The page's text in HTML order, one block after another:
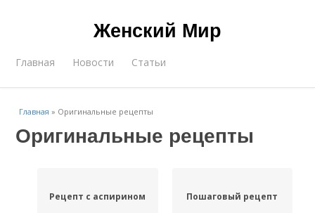
Женский Мир
Главная Новости Статьи
Главная » Оригинальные рецепты
Оригинальные рецепты
Рецепт с аспирином Пошаговый рецепт